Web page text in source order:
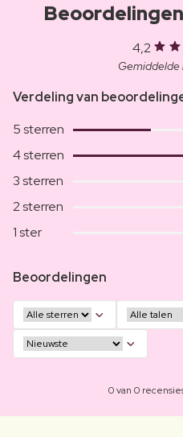
4,2
Gemiddelde
Verdeling van
5 sterren
4 sterren
3 sterren
2 sterren
1 ster
Beoordelingen
0 van 0